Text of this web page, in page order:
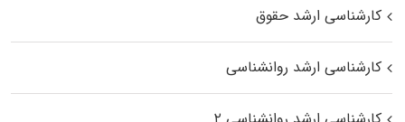
کارشناسی ارشد حقوق
کارشناسی ارشد روانشناسی